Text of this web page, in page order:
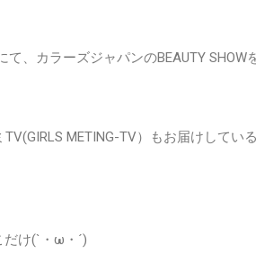
、カラーズジャパンのBEAUTY SHOW
METING-TV）もお届けしてい
け(`・ω・´)